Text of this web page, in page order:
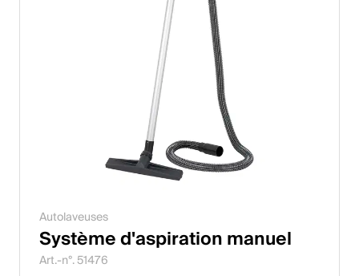
Autolaveuses
Système d'aspiration manuel
Art.-n°. 51476